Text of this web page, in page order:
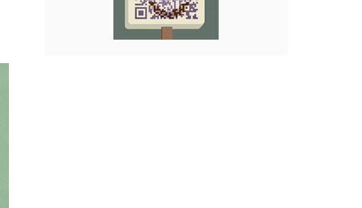
如何看出孩子有自閉癥的幾種跡象？
如果你發(fā)現(xiàn)你的孩子有點異常，